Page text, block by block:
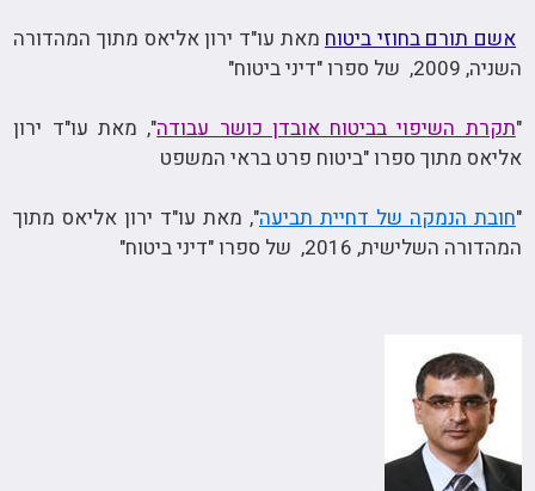
אשם תורם בחוזי ביטוחמאת עו"ד ירון אליאס מתוך המהדורה
השניה, 2009, של ספרו "דיני ביטוח"
"תקרת השיפוי בביטוח אובדן כושר עבודה", מאת עו"ד ירון
אליאס מתוך ספרו "ביטוח פרט בראי המשפט
"חובת הנמקה של דחיית תביעה", מאת עו"ד ירון אליאס מתוך
המהדורה השלישית, 2016, של ספרו "דיני ביטוח"